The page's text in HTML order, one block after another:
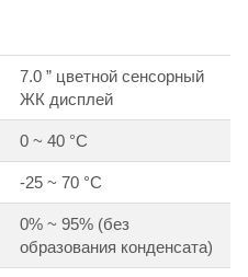
7.0 ” цветной сенсорный
ЖК дисплей
0 ~ 40 °С
-25 ~ 70 °С
0% ~ 95% (без
образования конденсата)